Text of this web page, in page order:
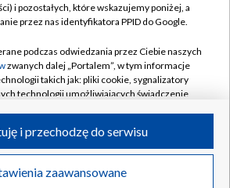
Cyfrowa
Pomoc
Kontakt
Kanały
Polska S.A. w likwidacji
i pozostałych, które wskazujemy poniżej, a
przez nas identyfikatora PPID do Google.
podczas odwiedzania przez Ciebie naszych
zwanych dalej „Portalem”, w tym informacje
takich jak: pliki cookie, sygnalizatory
technologii umożliwiających świadczenie
podczas odwiedzania przez Ciebie
na Portalu, takie jak adresy IP, identyfikatory
zaawansowane
i przechodzę do serwisu